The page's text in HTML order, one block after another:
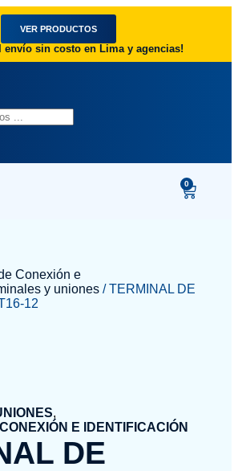
VER PRODUCTOS
envío sin costo en Lima y agencias!
0
,
E IDENTIFICACIÓN
DE
Conexión e
y uniones / TERMINAL DE
12